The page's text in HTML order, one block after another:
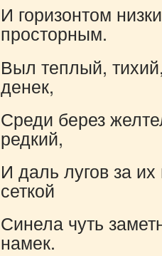
И горизонтом
просторным.
Выл теплый,
денек,
Среди берез
редкий,
И даль лугов за
сеткой
Синела чуть
намек.